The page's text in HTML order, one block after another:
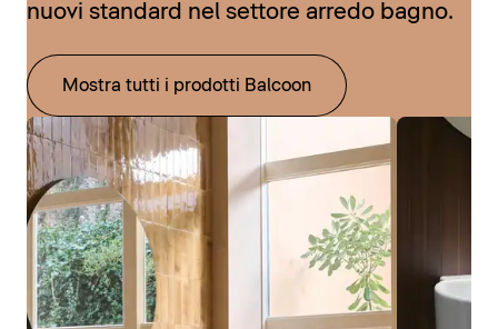
nuovi standard nel settore arredo bagno.
Mostra tutti i prodotti Balcoon